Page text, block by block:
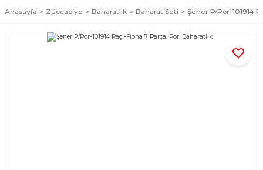
Anasayfa Züccaciye Baharatlık Baharat Seti Şener P/Por-101914